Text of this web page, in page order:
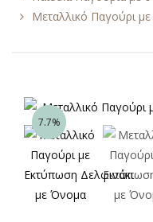
Μεταλλικό Παγούρι
7.7%